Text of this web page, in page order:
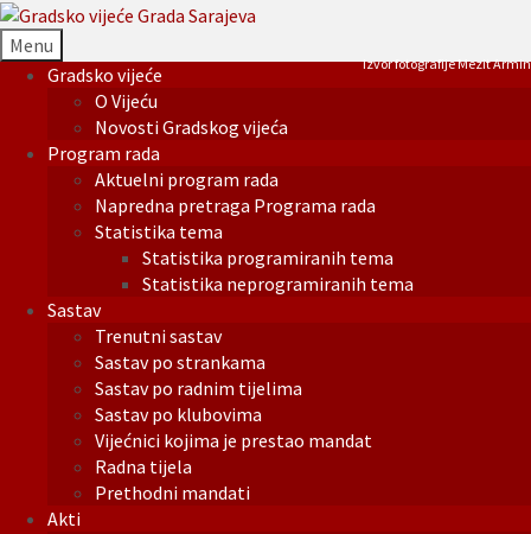
Menu
Gradsko vijeće
O Vijeću
Novosti Gradskog vijeća
Program rada
Aktuelni program rada
Napredna pretraga Programa rada
Statistika tema
Statistika programiranih tema
Statistika neprogramiranih tema
Sastav
Trenutni sastav
Sastav po strankama
Sastav po radnim tijelima
Sastav po klubovima
Vijećnici kojima je prestao mandat
Radna tijela
Prethodni mandati
Akti
Izvor fotografije Mezit Armin